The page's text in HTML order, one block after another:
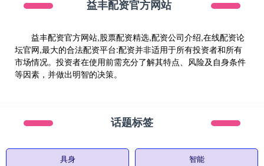
益丰配资官方网站
益丰配资官方网站,股票配资精选,配资公司介绍,在线配资论
坛官网,最大的合法配资平台:配资并非适用于所有投资者和所有
市场情况。投资者在使用前需充分了解其特点、风险及自身条件
等因素，并做出明智的决策。
话题标签
具身 智能